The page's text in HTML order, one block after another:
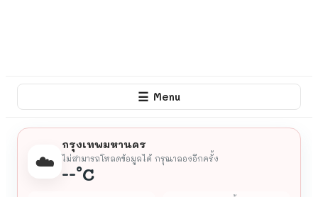
☰ Menu
☁️
กรุงเทพมหานคร
ไม่สามารถโหลดข้อมูลได้ กรุณาลองอีกครั้ง
--°C